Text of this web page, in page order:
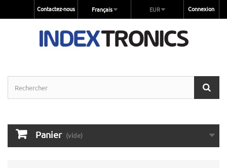
Connexion
EUR
Français
Contactez-nous
Panier (vide)